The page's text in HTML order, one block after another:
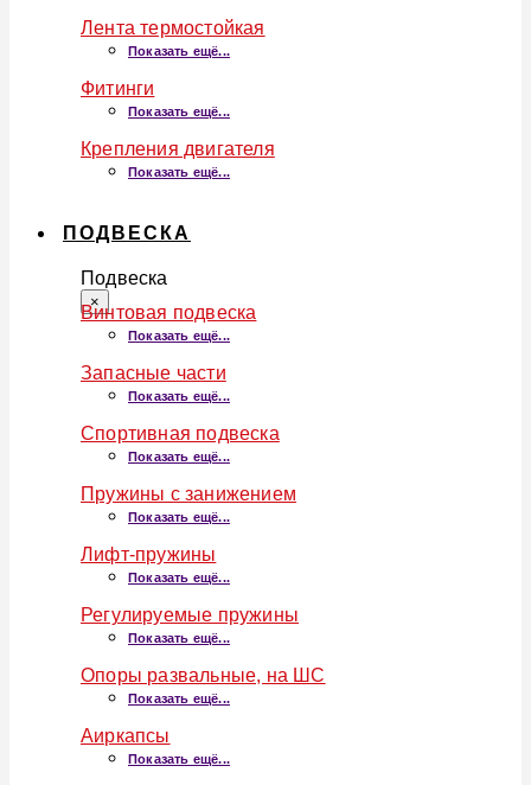
Лента термостойкая
Показать ещё...
Фитинги
Показать ещё...
Крепления двигателя
Показать ещё...
ПОДВЕСКА
Подвеска
×
Винтовая подвеска
Показать ещё...
Запасные части
Показать ещё...
Спортивная подвеска
Показать ещё...
Пружины с занижением
Показать ещё...
Лифт-пружины
Показать ещё...
Регулируемые пружины
Показать ещё...
Опоры развальные, на ШС
Показать ещё...
Аиркапсы
Показать ещё...